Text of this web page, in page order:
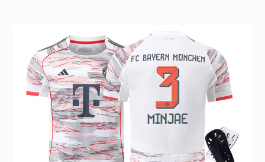
varianter.
Alternativene
kan
velges
på
produktsiden